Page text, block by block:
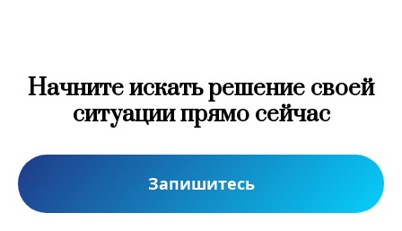
Начните искать решение своей
ситуации прямо сейчас
Запишитесь
Опыт и преимущества
20+ лет
Средний стаж работы юристов нашей
компании